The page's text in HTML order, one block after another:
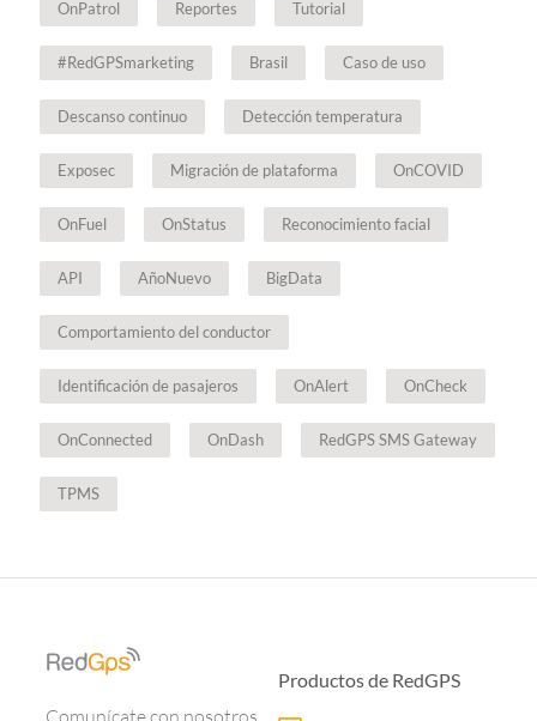
OnPatrol Reportes Tutorial
#RedGPSmarketing Brasil Caso de uso
Descanso continuo Detección temperatura
Exposec Migración de plataforma OnCOVID
OnFuel OnStatus Reconocimiento facial
API AñoNuevo BigData
Comportamiento del conductor
Identificación de pasajeros OnAlert OnCheck
OnConnected OnDash RedGPS SMS Gateway
TPMS
Productos de RedGPS